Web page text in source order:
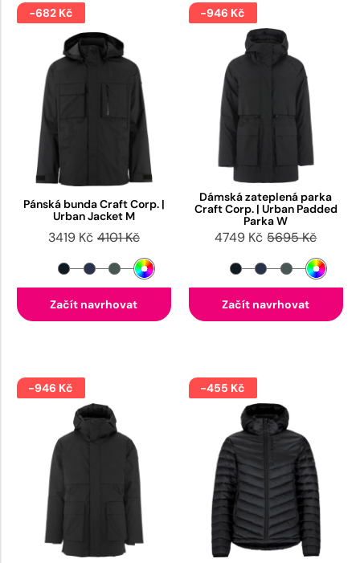
-682 Kč
Pánská bunda Craft Corp. |
Urban Jacket M
3419 Kč 4101 Kč
Začít navrhovat
-946 Kč
Dámská zateplená parka
Craft Corp. | Urban Padded
Parka W
4749 Kč 5695 Kč
Začít navrhovat
-946 Kč -455 Kč